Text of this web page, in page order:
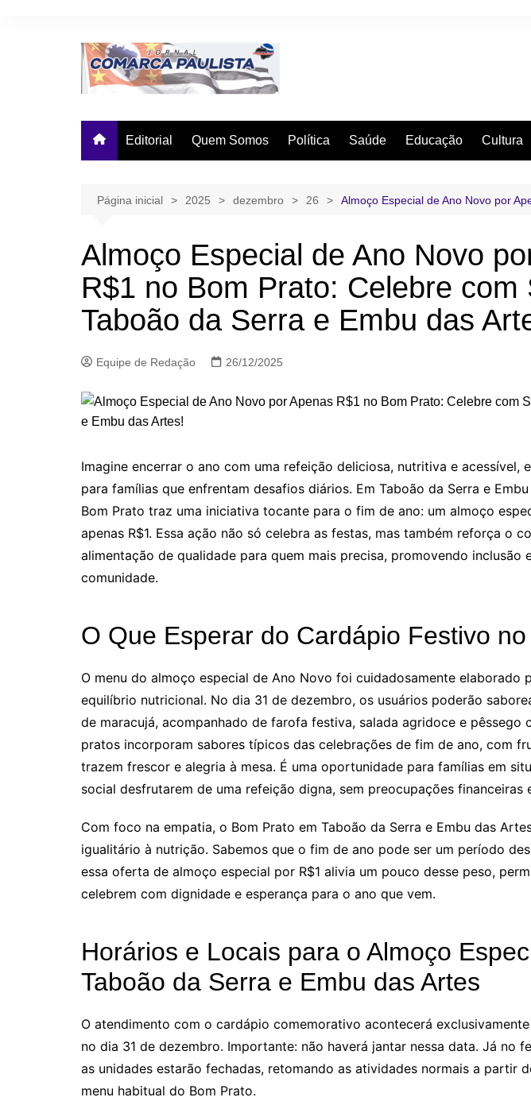
Editorial Quem Somos Política Saúde Educação Cultura
Página inicial 2025 dezembro 26 Almoço Especial de Ano Novo por
Almoço Especial de Ano Novo
R$1 no Bom Prato: Celebre com
Taboão da Serra e Embu das
Equipe de Redação 26/12/2025
Imagine encerrar o ano com uma refeição deliciosa, nutritiva e acessível,
para famílias que enfrentam desafios diários. Em Taboão da Serra e
Bom Prato traz uma iniciativa tocante para o fim de ano: um almoço
apenas R$1. Essa ação não só celebra as festas, mas também reforça o
alimentação de qualidade para quem mais precisa, promovendo inclusão
comunidade.
O Que Esperar do Cardápio Festivo
O menu do almoço especial de Ano Novo foi cuidadosamente elaborado
equilíbrio nutricional. No dia 31 de dezembro, os usuários poderão
de maracujá, acompanhado de farofa festiva, salada agridoce e pêssego
pratos incorporam sabores típicos das celebrações de fim de ano, com
trazem frescor e alegria à mesa. É uma oportunidade para famílias em
social desfrutarem de uma refeição digna, sem preocupações financeiras
Com foco na empatia, o Bom Prato em Taboão da Serra e Embu das
igualitário à nutrição. Sabemos que o fim de ano pode ser um período
essa oferta de almoço especial por R$1 alivia um pouco desse peso,
celebrem com dignidade e esperança para o ano que vem.
Horários e Locais para o Almoço
Taboão da Serra e Embu das Artes
O atendimento com o cardápio comemorativo acontecerá
no dia 31 de dezembro. Importante: não haverá jantar nessa data. Já no
as unidades estarão fechadas, retomando as atividades normais a partir
menu habitual do Bom Prato.